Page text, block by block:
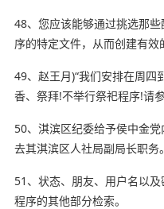
48、您应该能够通过挑选那
序的特定文件，从而创建有效
49、赵王月)“我们安排在周四
香、祭拜!不举行祭祀程序!请
50、淇滨区纪委给予侯中金
去其淇滨区人社局副局长职务。
51、状态、朋友、用户名以
程序的其他部分检索。